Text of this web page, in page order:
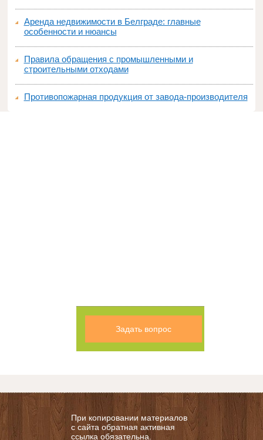
Аренда недвижимости в Белграде: главные
особенности и нюансы
Правила обращения с промышленными и
строительными отходами
Противопожарная продукция от завода-производителя
Задать вопрос
При копировании материалов
с сайта обратная активная
ссылка обязательна.